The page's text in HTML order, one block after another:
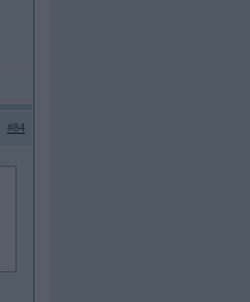
#84